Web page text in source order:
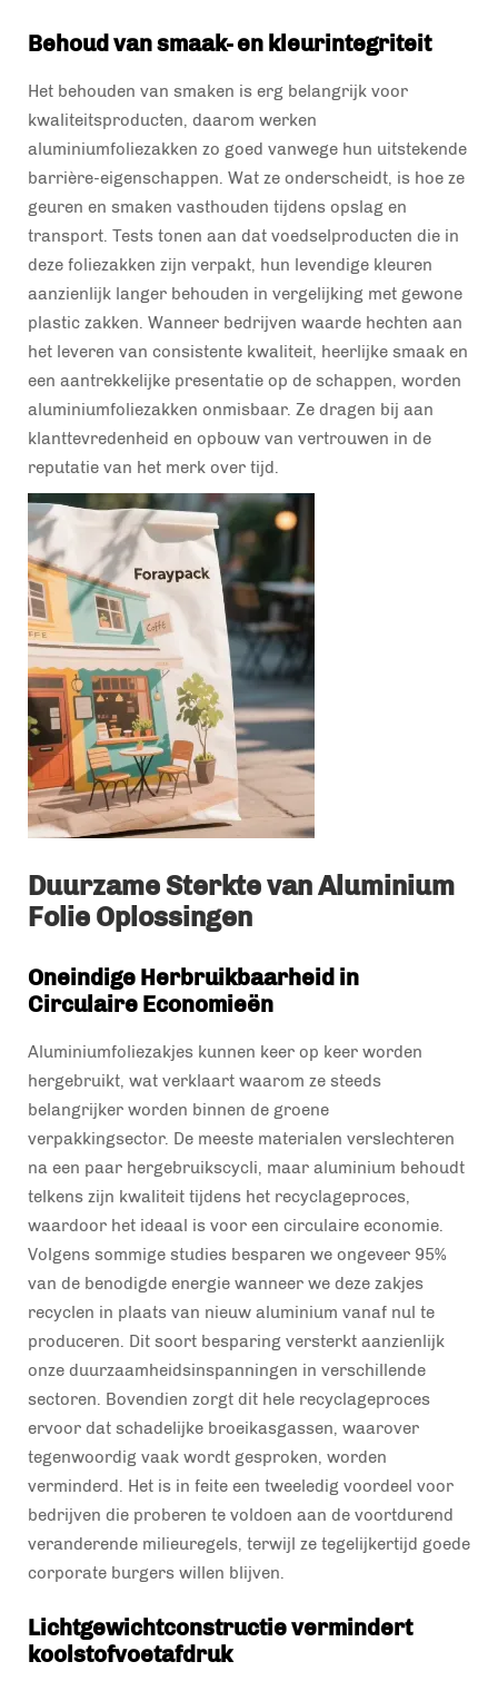
Behoud van smaak- en kleurintegriteit
Het behouden van smaken is erg belangrijk voor
kwaliteitsproducten, daarom werken
aluminiumfoliezakken zo goed vanwege hun uitstekende
barrière-eigenschappen. Wat ze onderscheidt, is hoe ze
geuren en smaken vasthouden tijdens opslag en
transport. Tests tonen aan dat voedselproducten die in
deze foliezakken zijn verpakt, hun levendige kleuren
aanzienlijk langer behouden in vergelijking met gewone
plastic zakken. Wanneer bedrijven waarde hechten aan
het leveren van consistente kwaliteit, heerlijke smaak en
een aantrekkelijke presentatie op de schappen, worden
aluminiumfoliezakken onmisbaar. Ze dragen bij aan
klanttevredenheid en opbouw van vertrouwen in de
reputatie van het merk over tijd.
Duurzame Sterkte van Aluminium
Folie Oplossingen
Oneindige Herbruikbaarheid in
Circulaire Economieën
Aluminiumfoliezakjes kunnen keer op keer worden
hergebruikt, wat verklaart waarom ze steeds
belangrijker worden binnen de groene
verpakkingsector. De meeste materialen verslechteren
na een paar hergebruikscycli, maar aluminium behoudt
telkens zijn kwaliteit tijdens het recyclageproces,
waardoor het ideaal is voor een circulaire economie.
Volgens sommige studies besparen we ongeveer 95%
van de benodigde energie wanneer we deze zakjes
recyclen in plaats van nieuw aluminium vanaf nul te
produceren. Dit soort besparing versterkt aanzienlijk
onze duurzaamheidsinspanningen in verschillende
sectoren. Bovendien zorgt dit hele recyclageproces
ervoor dat schadelijke broeikasgassen, waarover
tegenwoordig vaak wordt gesproken, worden
verminderd. Het is in feite een tweeledig voordeel voor
bedrijven die proberen te voldoen aan de voortdurend
veranderende milieuregels, terwijl ze tegelijkertijd goede
corporate burgers willen blijven.
Lichtgewichtconstructie vermindert
koolstofvoetafdruk